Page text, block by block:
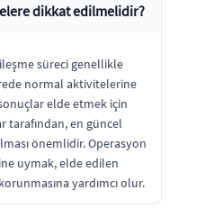
dikkat edilmelidir?
süreci genellikle
normal aktivitelerine
elde etmek için
tarafından, en güncel
önemlidir. Operasyon
uymak, elde edilen
yardımcı olur.